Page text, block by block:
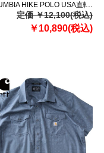
HIKE POLO USA直輸
定価 ￥12,100(税込)
￥10,890(税込)